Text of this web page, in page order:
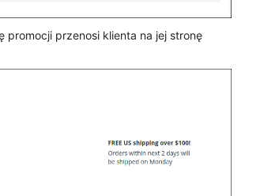
promocji przenosi klienta na jej stronę